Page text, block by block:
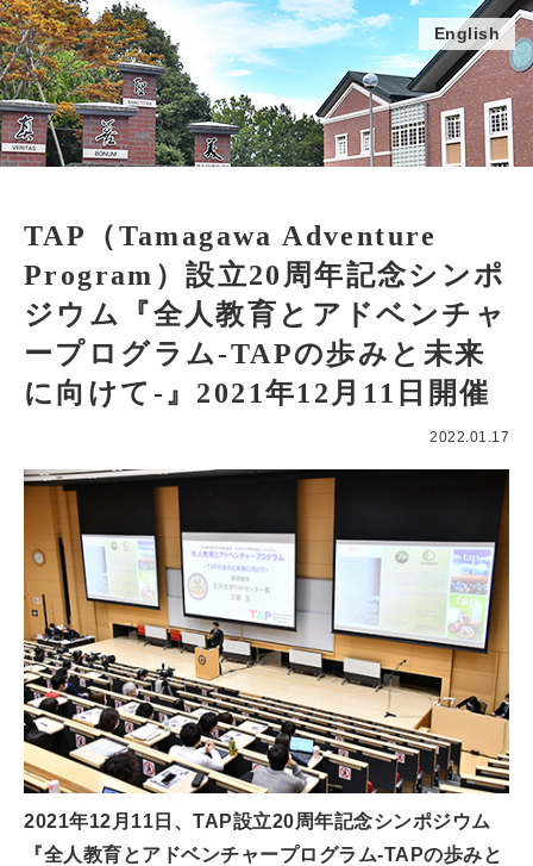
English
TAP（Tamagawa Adventure
Program）設立20周年記念シンポ
ジウム『全人教育とアドベンチャ
ープログラム-TAPの歩みと未来
に向けて-』2021年12月11日開催
2022.01.17
2021年12月11日、TAP設立20周年記念シンポジウム
『全人教育とアドベンチャープログラム-TAPの歩みと